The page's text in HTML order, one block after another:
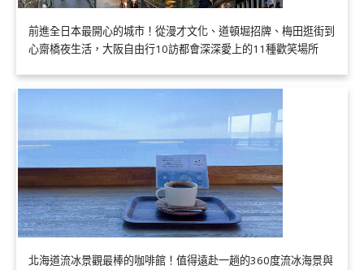
前進全日本最開心的城市！從漫才文化、道頓堀招牌、梅田逛街到
心齋橋夜生活，大阪自由行10訪都會深深愛上的11種歡笑場所
北海道流冰景觀最棒的咖啡館！值得遠赴一趟的360度流冰海景與